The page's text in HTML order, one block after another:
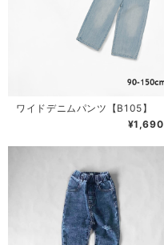
ワイドデニムパンツ【B105】
¥1,690